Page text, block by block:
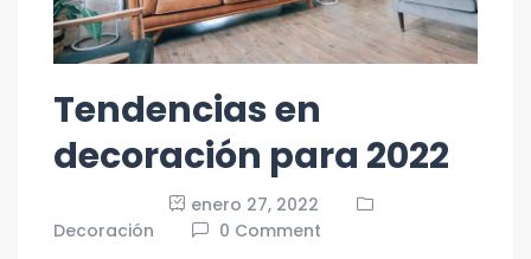
Tendencias en
decoración para 2022
enero 27, 2022
Decoración
0 Comment